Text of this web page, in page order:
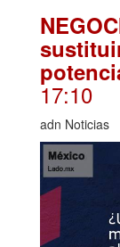
17:10
adn Noticias